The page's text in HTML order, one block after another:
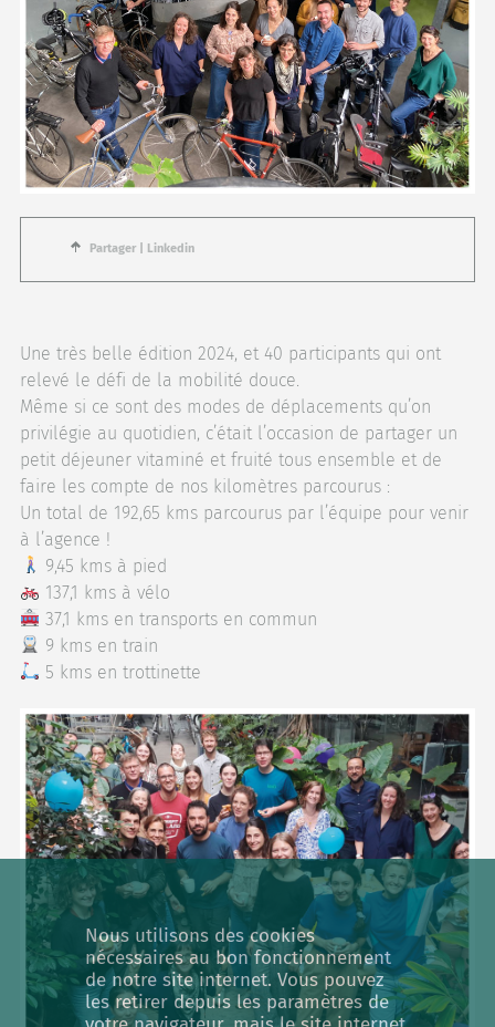
Partager Linkedin
Une très belle édition 2024, et 40 participants qui ont
relevé le défi de la mobilité douce.
Même si ce sont des modes de déplacements qu’on
privilégie au quotidien, c’était l’occasion de partager un
petit déjeuner vitaminé et fruité tous ensemble et de
faire les compte de nos kilomètres parcourus :
Un total de 192,65 kms parcourus par l’équipe pour venir
à l’agence !
9,45 kms à pied
137,1 kms à vélo
37,1 kms en transports en commun
9 kms en train
5 kms en trottinette
Utilisation de cookies
Nous utilisons des cookies
nécessaires au bon fonctionnement
de notre site internet. Vous pouvez
les retirer depuis les paramètres de